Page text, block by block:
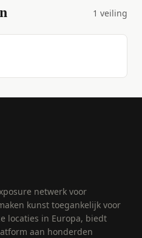
1 veiling
netwerk voor
kunst toegankelijk voor
locaties in Europa, biedt
aan honderden